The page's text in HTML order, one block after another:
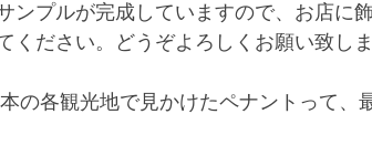
ンプルが完成していますので、お店に
ください。どうぞよろしくお願い致しま
の各観光地で見かけたペナントって、